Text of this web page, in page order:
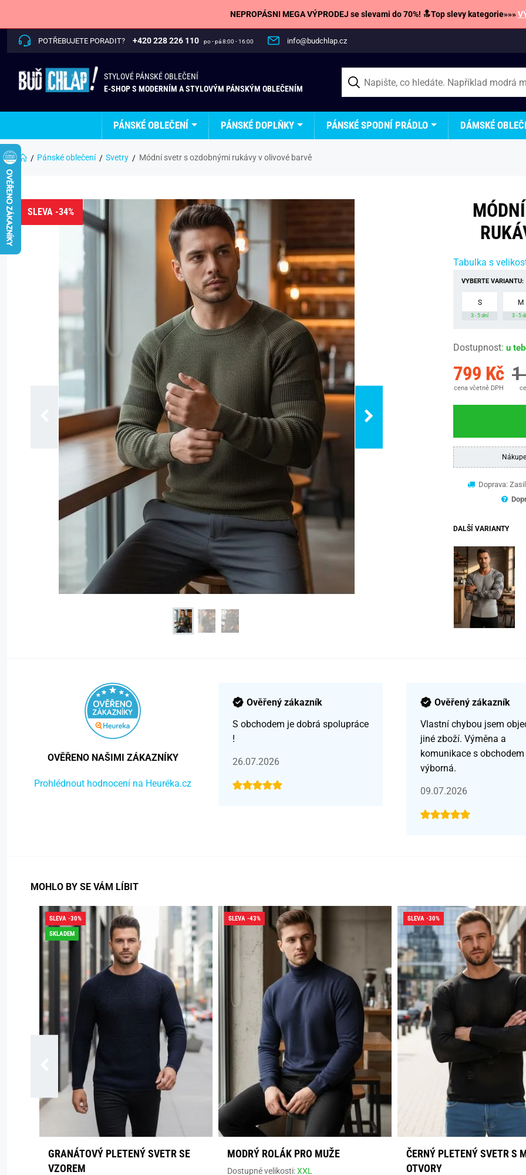
NEPROPÁSNI MEGA VÝPRODEJ se slevami do 70%! 🔝Top slevy kategorie»»»
POTŘEBUJETE PORADIT? +420 228 226 110 po - pá 8:00 - 16:00 info@budchlap.cz
STYLOVÉ PÁNSKÉ OBLEČENÍ
E-SHOP S MODERNÍM A STYLOVÝM PÁNSKÝM OBLEČENÍM
PÁNSKÉ OBLEČENÍ PÁNSKÉ DOPLŇKY PÁNSKÉ SPODNÍ PRÁDLO DÁMSKÉ
Pánské oblečení Svetry Módní svetr s ozdobnými rukávy v olivové barvě
SLEVA -34%
Tabulka s
VYBERTE VARIANTU:
S
3 - 5 dní
M
3 - 5
Dostupnost: u
799 Kč
cena včetně DPH
1
Doprava:
DALŠÍ VARIANTY
OVĚŘENO NAŠIMI ZÁKAZNÍKY
Prohlédnout hodnocení na Heuréka.cz
Ověřený zákazník
S obchodem je dobrá spolupráce
!
26.07.2026
Ověřený zákazník
Vlastní chybou jsem
jiné zboží. Výměna a
komunikace s obchodem
výborná.
09.07.2026
MOHLO BY SE VÁM LÍBIT
SLEVA -30%
SKLADEM
GRANÁTOVÝ PLETENÝ SVETR SE
VZOREM
SLEVA -43%
MODRÝ ROLÁK PRO MUŽE
Dostupné velikosti:XXL
SLEVA -30%
ČERNÝ PLETENÝ SVETR S
OTVORY